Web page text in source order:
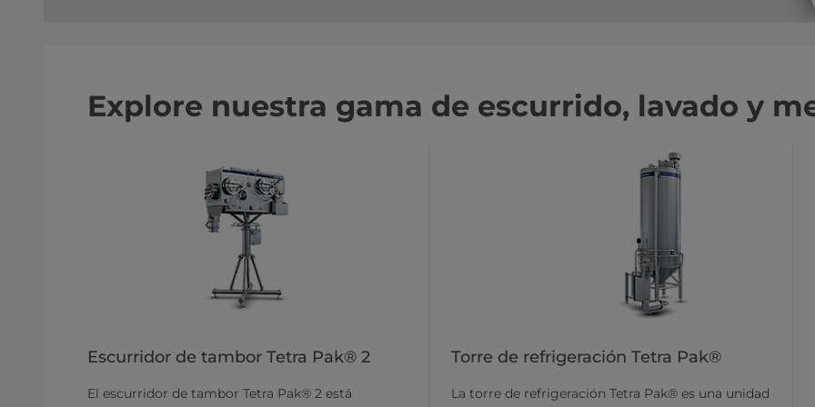
Explore nuestra gama de escurrido, lavado y
Escurridor de tambor Tetra Pak® 2
El escurridor de tambor Tetra Pak® 2 está
Torre de refrigeración Tetra Pak®
La torre de refrigeración Tetra Pak® es una unidad